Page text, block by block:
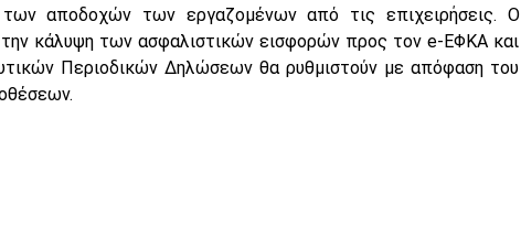
αποδοχών των εργαζομένων από τις επιχειρήσεις. Ο
την κάλυψη των ασφαλιστικών εισφορών προς τον e-ΕΦΚΑ και
Περιοδικών Δηλώσεων θα ρυθμιστούν με απόφαση του